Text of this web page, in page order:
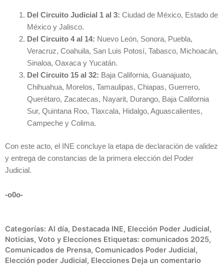
Del Circuito Judicial 1 al 3: Ciudad de México, Estado de
México y Jalisco.
Del Circuito 4 al 14: Nuevo León, Sonora, Puebla,
Veracruz, Coahuila, San Luis Potosí, Tabasco, Michoacán,
Sinaloa, Oaxaca y Yucatán.
Del Circuito 15 al 32: Baja California, Guanajuato,
Chihuahua, Morelos, Tamaulipas, Chiapas, Guerrero,
Querétaro, Zacatecas, Nayarit, Durango, Baja California
Sur, Quintana Roo, Tlaxcala, Hidalgo, Aguascalientes,
Campeche y Colima.
Con este acto, el INE concluye la etapa de declaración de validez
y entrega de constancias de la primera elección del Poder
Judicial.
-o0o-
Categorías: Al día, Destacada INE, Elección Poder Judicial,
Noticias, Voto y Elecciones Etiquetas: comunicados 2025,
Comunicados de Prensa, Comunicados Poder Judicial,
Elección poder Judicial, Elecciones Deja un comentario